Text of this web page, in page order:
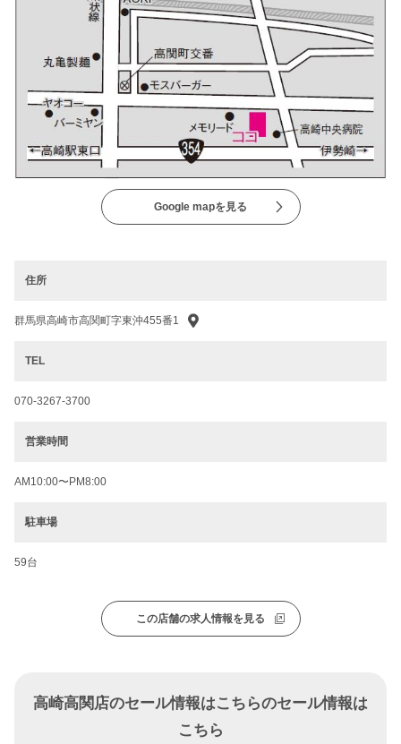
Google mapを見る
住所
群馬県高崎市高関町字東沖455番1
TEL
070-3267-3700
営業時間
AM10:00〜PM8:00
駐車場
59台
この店舗の求人情報を見る
高崎高関店のセール情報はこちらのセール情報は
こちら